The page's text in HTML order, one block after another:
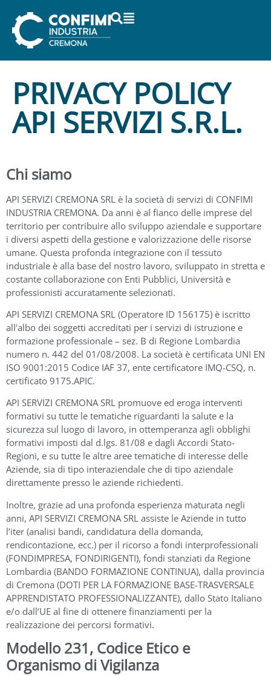
PRIVACY POLICY
API SERVIZI S.R.L.
Chi siamo
API SERVIZI CREMONA SRL è la società di servizi di CONFIMI
INDUSTRIA CREMONA. Da anni è al fianco delle imprese del
territorio per contribuire allo sviluppo aziendale e supportare
i diversi aspetti della gestione e valorizzazione delle risorse
umane. Questa profonda integrazione con il tessuto
industriale è alla base del nostro lavoro, sviluppato in stretta e
costante collaborazione con Enti Pubblici, Università e
professionisti accuratamente selezionati.
API SERVIZI CREMONA SRL (Operatore ID 156175) è iscritto
all’albo dei soggetti accreditati per i servizi di istruzione e
formazione professionale – sez. B di Regione Lombardia
numero n. 442 del 01/08/2008. La società è certificata UNI EN
ISO 9001:2015 Codice IAF 37, ente certificatore IMQ-CSQ, n.
certificato 9175.APIC.
API SERVIZI CREMONA SRL promuove ed eroga interventi
formativi su tutte le tematiche riguardanti la salute e la
sicurezza sul luogo di lavoro, in ottemperanza agli obblighi
formativi imposti dal d.lgs. 81/08 e dagli Accordi Stato-
Regioni, e su tutte le altre aree tematiche di interesse delle
Aziende, sia di tipo interaziendale che di tipo aziendale
direttamente presso le aziende richiedenti.
Inoltre, grazie ad una profonda esperienza maturata negli
anni, API SERVIZI CREMONA SRL assiste le Aziende in tutto
l’iter (analisi bandi, candidatura della domanda,
rendicontazione, ecc.) per il ricorso a fondi interprofessionali
(FONDIMPRESA, FONDIRIGENTI), fondi stanziati da Regione
Lombardia (BANDO FORMAZIONE CONTINUA), dalla provincia
di Cremona (DOTI PER LA FORMAZIONE BASE-TRASVERSALE
APPRENDISTATO PROFESSIONALIZZANTE), dallo Stato Italiano
e/o dall’UE al fine di ottenere finanziamenti per la
realizzazione dei percorsi formativi.
Modello 231, Codice Etico e
Organismo di Vigilanza